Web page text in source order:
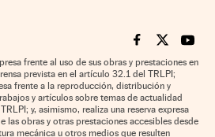
Cinco Días en
Cinco Días
Cinco
frente al uso de sus obras y prestaciones en
prevista en el artículo 32.1 del TRLPI;
frente a la reproducción, distribución y
y artículos sobre temas de actualidad
y, asimismo, realiza una reserva expresa
las obras y otras prestaciones accesibles desde
mecánica u otros medios que resulten